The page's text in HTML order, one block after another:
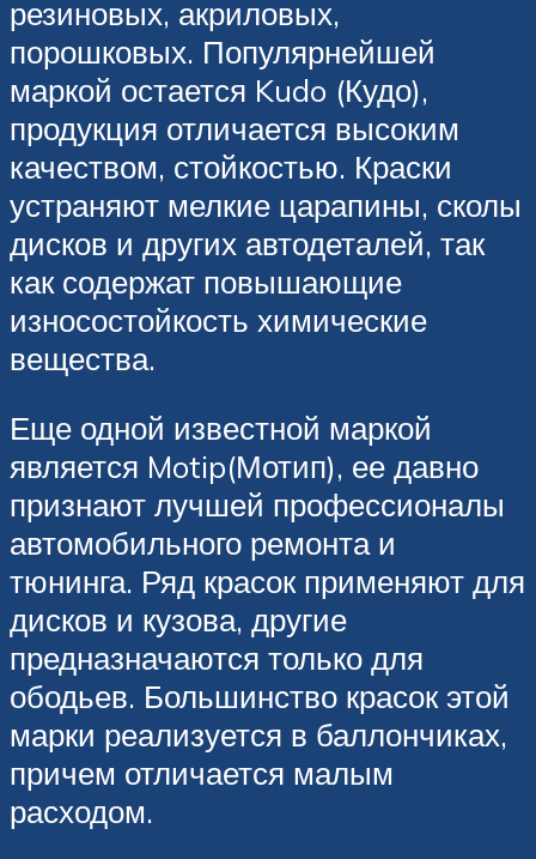
резиновых, акриловых,
порошковых. Популярнейшей
маркой остается Kudo (Кудо),
продукция отличается высоким
качеством, стойкостью. Краски
устраняют мелкие царапины, сколы
дисков и других автодеталей, так
как содержат повышающие
износостойкость химические
вещества.
Еще одной известной маркой
является Motip(Мотип), ее давно
признают лучшей профессионалы
автомобильного ремонта и
тюнинга. Ряд красок применяют для
дисков и кузова, другие
предназначаются только для
ободьев. Большинство красок этой
марки реализуется в баллончиках,
причем отличается малым
расходом.